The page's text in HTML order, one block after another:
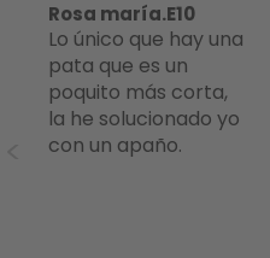
Rosa maría.E10
Lo único que hay una
pata que es un
poquito más corta,
la he solucionado yo
con un apaño.